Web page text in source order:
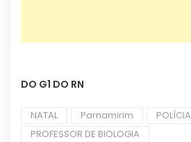
DO G1 DO RN
NATAL Parnamirim
POLÍCIA
PROFESSOR DE BIOLOGIA